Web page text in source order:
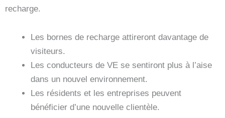
recharge.
Les bornes de recharge attireront davantage de
visiteurs.
Les conducteurs de VE se sentiront plus à l’aise
dans un nouvel environnement.
Les résidents et les entreprises peuvent
bénéficier d’une nouvelle clientèle.